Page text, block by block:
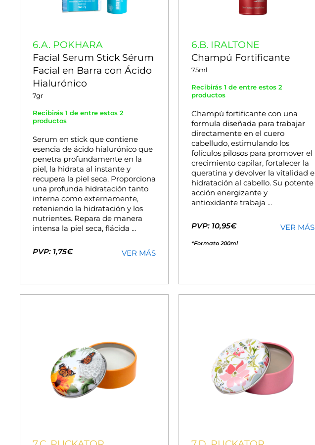
6.A. POKHARA
Facial Serum Stick Sérum
Facial en Barra con Ácido
Hialurónico
7gr
Recibirás 1 de entre estos 2
productos
Serum en stick que contiene
esencia de ácido hialurónico que
penetra profundamente en la
piel, la hidrata al instante y
recupera la piel seca. Proporciona
una profunda hidratación tanto
interna como externamente,
reteniendo la hidratación y los
nutrientes. Repara de manera
intensa la piel seca, flácida ...
PVP: 1,75€ VER MÁS
6.B. IRALTONE
Champú Fortificante
75ml
Recibirás 1 de entre estos 2
productos
Champú fortificante con una
formula diseñada para trabajar
directamente en el cuero
cabelludo, estimulando los
folículos pilosos para promover el
crecimiento capilar, fortalecer la
queratina y devolver la vitalidad e
hidratación al cabello. Su potente
acción energizante y
antioxidante trabaja ...
PVP: 10,95€
*Formato 200ml
VER MÁS